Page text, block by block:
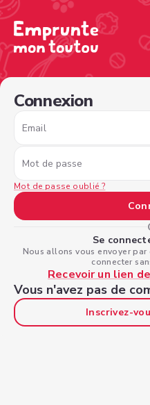
Connexion
Email
Mot de passe
Mot de passe oublié ?
Se
Nous allons vous envoyer
connecter
Recevoir un lien
Vous n'avez pas de
Inscrivez-
/sign-